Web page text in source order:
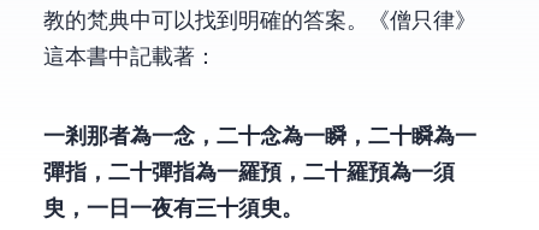
教的梵典中可以找到明確的答案。《僧只律》
這本書中記載著：
一剎那者為一念，二十念為一瞬，二十瞬為一
彈指，二十彈指為一羅預，二十羅預為一須
臾，一日一夜有三十須臾。